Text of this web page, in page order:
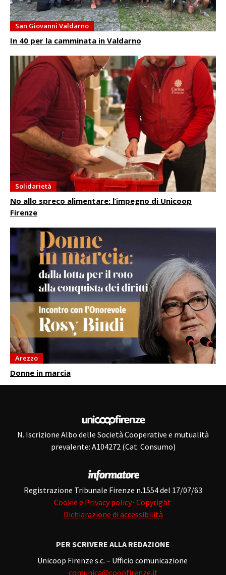
San Giovanni Valdarno
In 40 per la camminata in Valdarno
Solidarietà
No allo spreco alimentare: l’impegno di Unicoop
Firenze
Arezzo
Donne in marcia
N. Iscrizione Albo delle Società Cooperative e mutualità
prevalente: A104272 (Cat. Consumo)
Registrazione Tribunale Firenze n.1554 del 17/07/63
Cookie e Privacy policy· Copyright
Dichiarazione di accessibilità
PER SCRIVERE ALLA REDAZIONE
Unicoop Firenze s.c. – Ufficio comunicazione
comunica@coopfirenze.it